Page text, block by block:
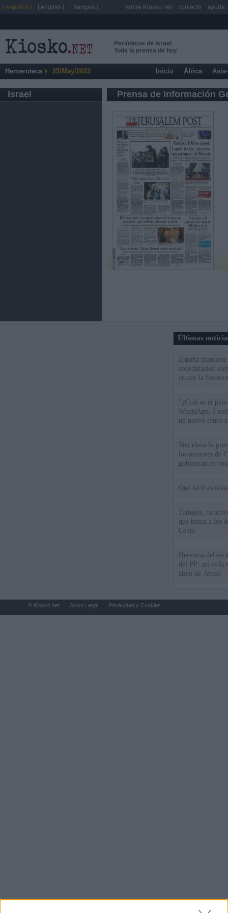
Periódicos de Israel
Toda la prensa de hoy
Hemeroteca 25/May/2022 Inicio África
Israel Prensa de Información
Últimas
España
coordinación
cruzar la
"¿Cuál es el
WhatsApp,
un nuevo cruce
Vox eleva la
los menores de
gobiernan en
Qué fácil es
Tatuajes,
que busca a los
Ceuta
Herencia del
del PP: así es la
ático de Ayuso
[ español ] [ english ] [ français ] sobre Kiosko.net contacto ayuda
© Kiosko.net Aviso Legal Privacidad y Cookies